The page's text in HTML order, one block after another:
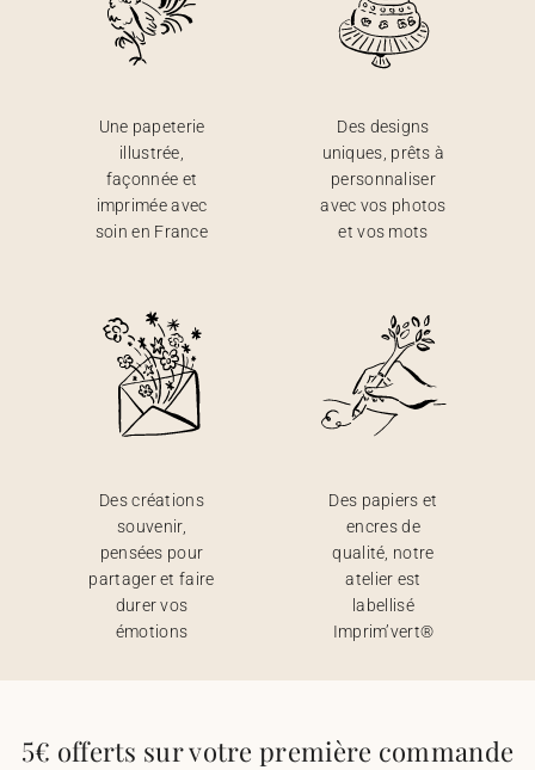
Une papeterie
illustrée,
façonnée et
imprimée avec
soin en France
Des designs
uniques, prêts à
personnaliser
avec vos photos
et vos mots
Des créations
souvenir,
pensées pour
partager et faire
durer vos
émotions
Des papiers et
encres de
qualité, notre
atelier est
labellisé
Imprim’vert®
5€ offerts sur votre première commande